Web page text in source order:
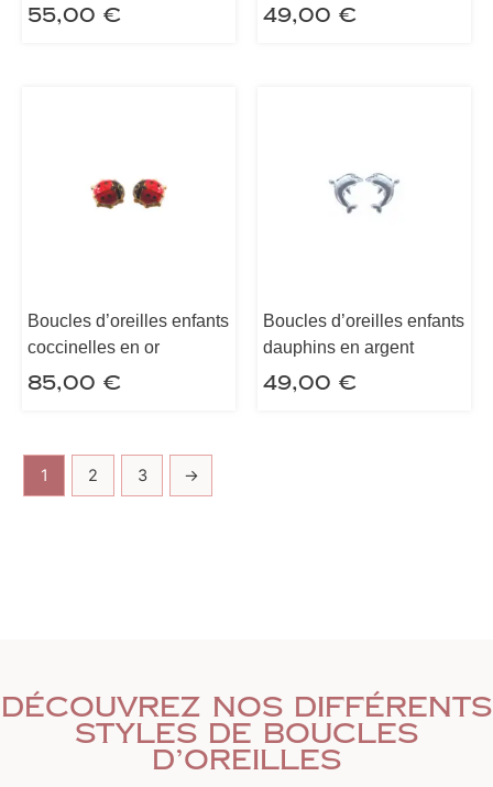
55,00 € 49,00 €
Boucles d’oreilles enfants
coccinelles en or
85,00 €
Boucles d’oreilles enfants
dauphins en argent
49,00 €
1 2 3 →
Découvrez nos différents
styles de boucles
d’oreilles